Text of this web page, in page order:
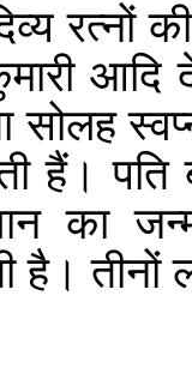
रत्नों
आदि
सोलह
हैं। पति
का
है।